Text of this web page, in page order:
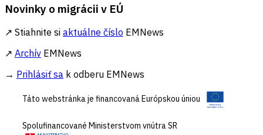
Novinky o migrácii v EÚ
↗ Stiahnite si aktuálne číslo EMNews
↗ Archív EMNews
→ Prihlásiť sa k odberu EMNews
Táto webstránka je financovaná Európskou úniou
Spolufinancované Ministerstvom vnútra SR